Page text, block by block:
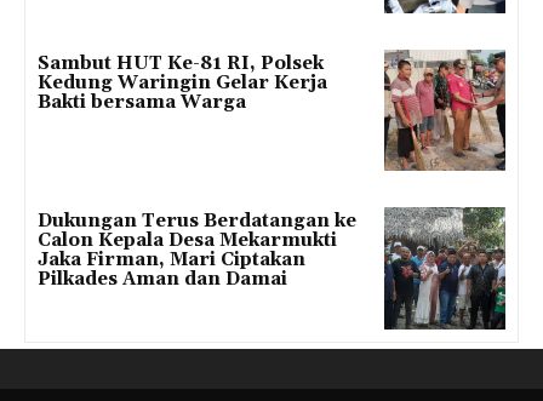
Sambut HUT Ke-81 RI, Polsek
Kedung Waringin Gelar Kerja
Bakti bersama Warga
Dukungan Terus Berdatangan ke
Calon Kepala Desa Mekarmukti
Jaka Firman, Mari Ciptakan
Pilkades Aman dan Damai